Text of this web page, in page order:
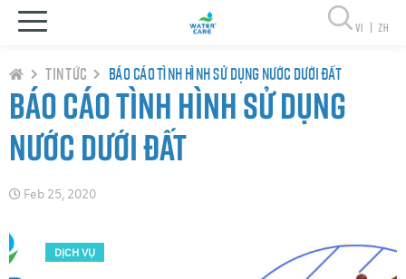
vi | zh
Tin tức Báo cáo tình hình sử dụng nước dưới đất
Báo cáo tình hình sử dụng
nước dưới đất
Feb 25, 2020
DỊCH VỤ